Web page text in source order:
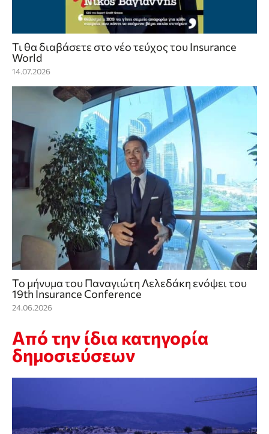
Τι θα διαβάσετε στο νέο τεύχος του Insurance
World
14.07.2026
Το μήνυμα του Παναγιώτη Λελεδάκη ενόψει του
19th Insurance Conference
24.06.2026
Από την ίδια κατηγορία
δημοσιεύσεων